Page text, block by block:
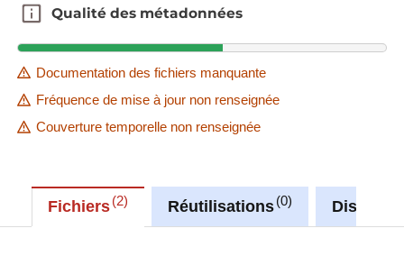
Qualité des métadonnées
Qualité des métadonnées
Documentation des fichiers manquante
Fréquence de mise à jour non renseignée
Couverture temporelle non renseignée
Fichiers 2 Réutilisations 0